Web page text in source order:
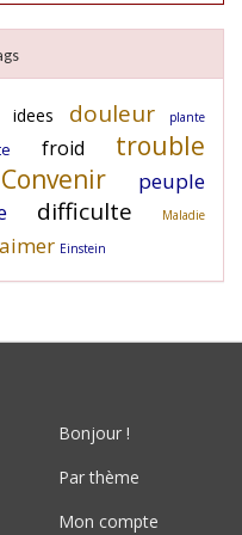
idees douleur plante
froid trouble
Convenir peuple
difficulte Maladie
aimer Einstein
Bonjour !
Par thème
Mon compte